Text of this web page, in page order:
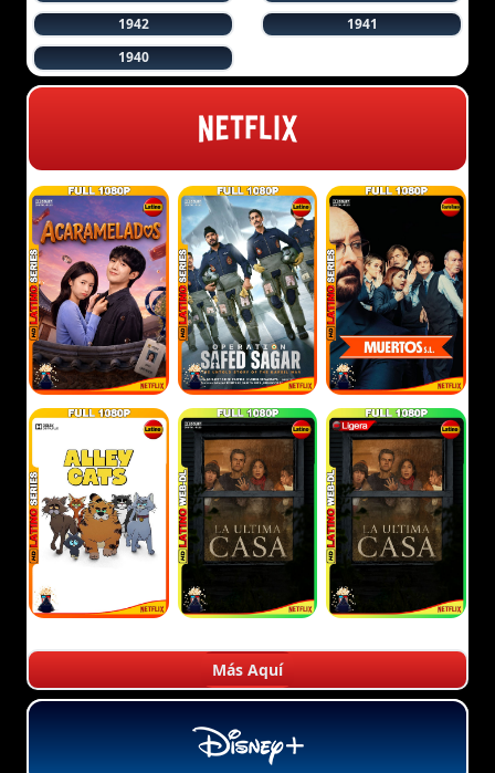
1942
1941
1940
Más Aquí